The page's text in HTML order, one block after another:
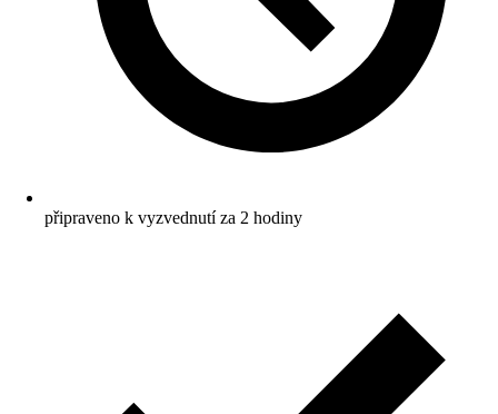
připraveno k vyzvednutí za 2 hodiny